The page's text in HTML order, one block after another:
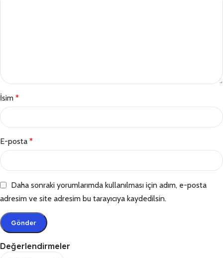
Değerlendirmeler
İsim *
E-posta *
Daha sonraki yorumlarımda kullanılması için adım, e-posta
adresim ve site adresim bu tarayıcıya kaydedilsin.